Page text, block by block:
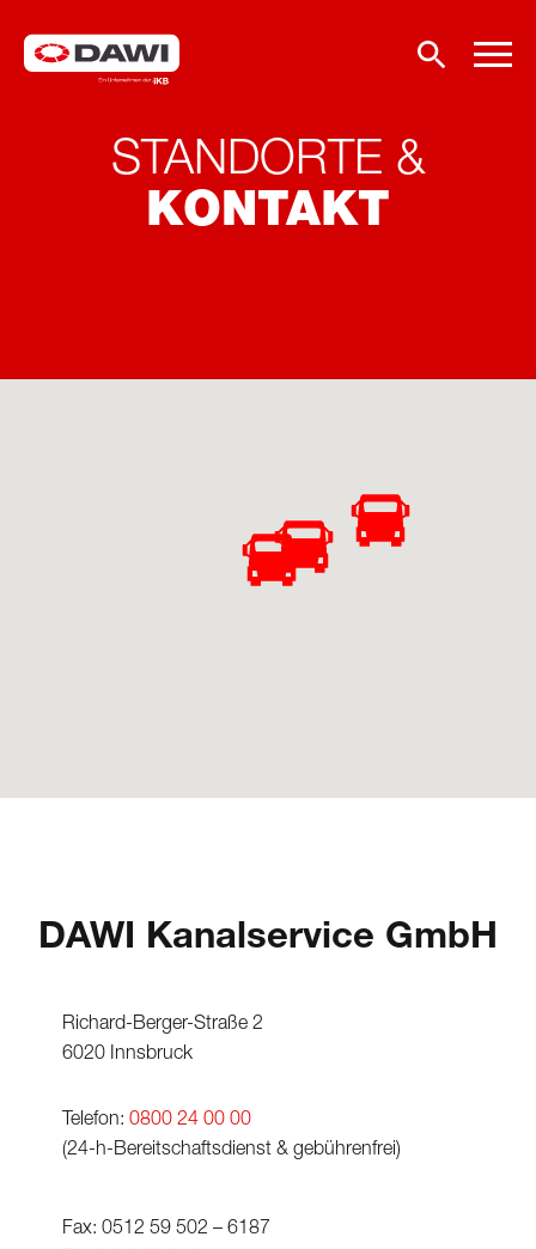
STANDORTE &
KONTAKT
DAWI Kanalservice GmbH
Richard-Berger-Straße 2
6020 Innsbruck
Telefon: 0800 24 00 00
(24-h-Bereitschaftsdienst & gebührenfrei)
Fax: 0512 59 502 – 6187